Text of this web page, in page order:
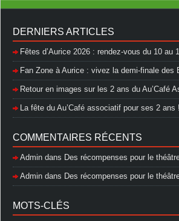
DERNIERS ARTICLES
Fêtes d’Aurice 2026 : rendez-vous du 10 au
Fan Zone à Aurice : vivez la demi-finale des
Retour en images sur les 2 ans du Au’Café
La fête du Au’Café associatif pour ses 2 ans !
COMMENTAIRES RÉCENTS
Admin dans Des récompenses pour le
Admin dans Des récompenses pour le
MOTS-CLÉS